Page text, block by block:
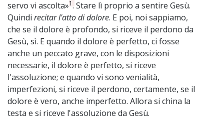
servo vi ascolta»1. Stare lì proprio a sentire Gesù.
Quindi recitar l'atto di dolore. E poi, noi sappiamo,
che se il dolore è profondo, si riceve il perdono da
Gesù, sì. E quando il dolore è perfetto, ci fosse
anche un peccato grave, con le disposizioni
necessarie, il dolore è perfetto, si riceve
l'assoluzione; e quando vi sono venialità,
imperfezioni, si riceve il perdono, certamente, se il
dolore è vero, anche imperfetto. Allora si china la
testa e si riceve l'assoluzione da Gesù.